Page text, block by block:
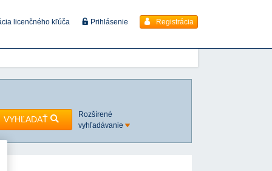
licenčného kľúča Prihlásenie Registrácia
VYHĽADAŤ
Rozšírené
vyhľadávanie